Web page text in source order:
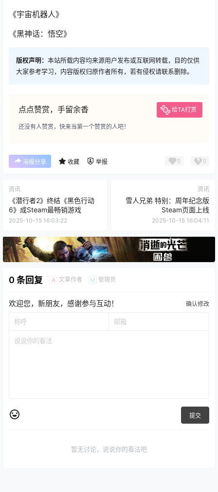
《宇宙机器人》
《黑神话：悟空》
版权声明： 本站所载内容均来源用户发布或互联网转载，目的仅供
大家参考学习，内容版权归原作者所有，若有侵权请联系删除。
点点赞赏，手留余香 给TA打赏
还没有人赞赏，快来当第一个赞赏的人吧！
海报分享 收藏 举报 0 0
资讯
《潜行者2》终结《黑色行动
6》成Steam最畅销游戏
2025-10-15 16:03:22
资讯
雪人兄弟 特别：周年纪念版
Steam页面上线
2025-10-15 16:04:11
0 条回复 A 文章作者 M 管理员
欢迎您，新朋友，感谢参与互动！ 确认修改
提交
暂无讨论，说说你的看法吧